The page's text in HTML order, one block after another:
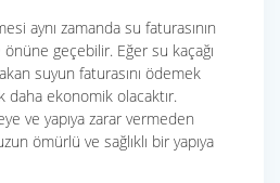
aynı zamanda su faturasının
geçebilir. Eğer su kaçağı
suyun faturasını ödemek
ekonomik olacaktır.
ve yapıya zarar vermeden
ömürlü ve sağlıklı bir yapıya